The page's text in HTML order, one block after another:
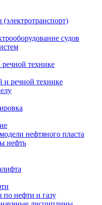
судов
технике
и речной технике
нефтяного пласта
нефть
нефти и газу